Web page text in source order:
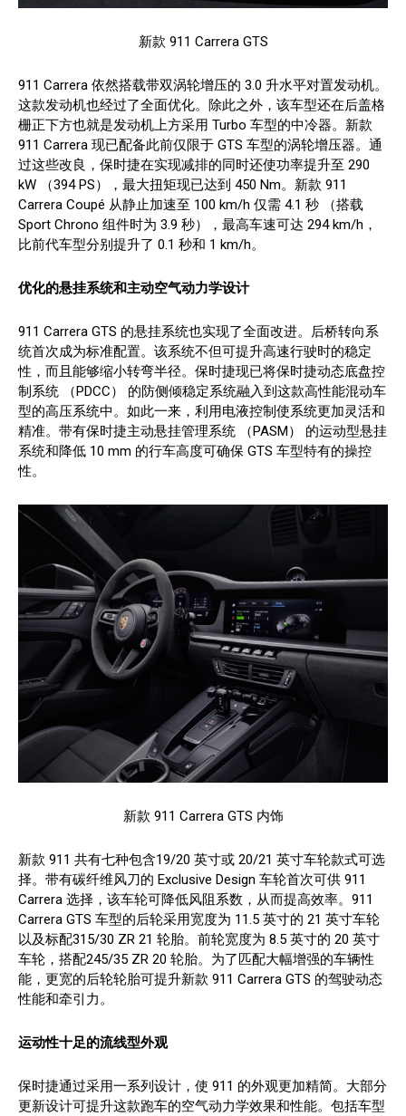
新款 911 Carrera GTS
911 Carrera 依然搭载带双涡轮增压的 3.0 升水平对置发动机。
这款发动机也经过了全面优化。除此之外，该车型还在后盖格
栅正下方也就是发动机上方采用 Turbo 车型的中冷器。新款
911 Carrera 现已配备此前仅限于 GTS 车型的涡轮增压器。通
过这些改良，保时捷在实现减排的同时还使功率提升至 290
kW （394 PS），最大扭矩现已达到 450 Nm。新款 911
Carrera Coupé 从静止加速至 100 km/h 仅需 4.1 秒 （搭载
Sport Chrono 组件时为 3.9 秒），最高车速可达 294 km/h，
比前代车型分别提升了 0.1 秒和 1 km/h。
优化的悬挂系统和主动空气动力学设计
911 Carrera GTS 的悬挂系统也实现了全面改进。后桥转向系
统首次成为标准配置。该系统不但可提升高速行驶时的稳定
性，而且能够缩小转弯半径。保时捷现已将保时捷动态底盘控
制系统 （PDCC） 的防侧倾稳定系统融入到这款高性能混动车
型的高压系统中。如此一来，利用电液控制使系统更加灵活和
精准。带有保时捷主动悬挂管理系统 （PASM） 的运动型悬挂
系统和降低 10 mm 的行车高度可确保 GTS 车型特有的操控
性。
新款 911 Carrera GTS 内饰
新款 911 共有七种包含19/20 英寸或 20/21 英寸车轮款式可选
择。带有碳纤维风刀的 Exclusive Design 车轮首次可供 911
Carrera 选择，该车轮可降低风阻系数，从而提高效率。911
Carrera GTS 车型的后轮采用宽度为 11.5 英寸的 21 英寸车轮
以及标配315/30 ZR 21 轮胎。前轮宽度为 8.5 英寸的 20 英寸
车轮，搭配245/35 ZR 20 轮胎。为了匹配大幅增强的车辆性
能，更宽的后轮轮胎可提升新款 911 Carrera GTS 的驾驶动态
性能和牵引力。
运动性十足的流线型外观
保时捷通过采用一系列设计，使 911 的外观更加精简。大部分
更新设计可提升这款跑车的空气动力学效果和性能。包括车型